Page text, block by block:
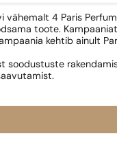
vähemalt 4 Paris
toote.
kehtib ainult
soodustuste